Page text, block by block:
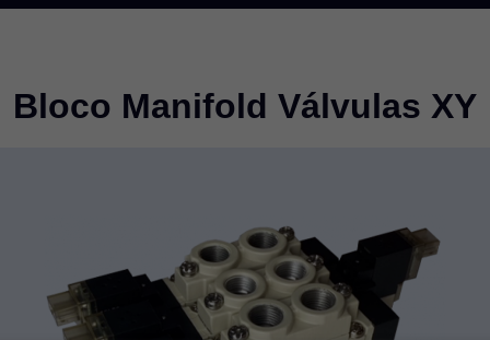
Bloco Manifold Válvulas XY